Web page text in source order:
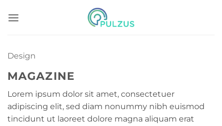
Design
MAGAZINE
Lorem ipsum dolor sit amet, consectetuer
adipiscing elit, sed diam nonummy nibh euismod
tincidunt ut laoreet dolore magna aliquam erat